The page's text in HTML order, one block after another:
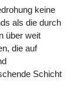
keine
als die durch
über weit
die auf
Schicht